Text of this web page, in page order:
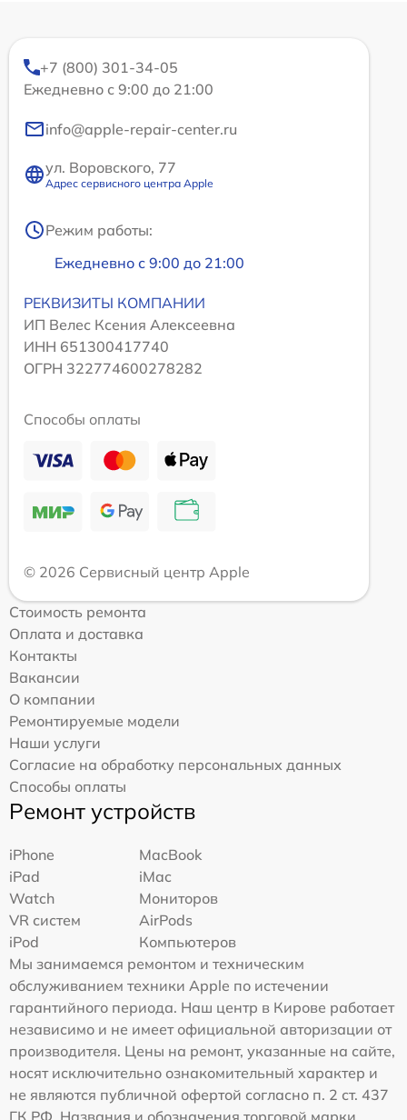
+7 (800) 301-34-05
Ежедневно с 9:00 до 21:00
info@apple-repair-center.ru
ул. Воровского, 77
Адрес сервисного центра Apple
Режим работы:
Ежедневно с 9:00 до 21:00
РЕКВИЗИТЫ КОМПАНИИ
ИП Велес Ксения Алексеевна
ИНН 651300417740
ОГРН 322774600278282
Способы оплаты
© 2026 Сервисный центр Apple
Стоимость ремонта
Оплата и доставка
Контакты
Вакансии
О компании
Ремонтируемые модели
Наши услуги
Согласие на обработку персональных данных
Способы оплаты
Ремонт устройств
iPhone
MacBook
iPad
iMac
Watch
Мониторов
VR систем
AirPods
iPod
Компьютеров
Мы занимаемся ремонтом и техническим
обслуживанием техники Apple по истечении
гарантийного периода. Наш центр в Кирове работает
независимо и не имеет официальной авторизации от
производителя. Цены на ремонт, указанные на сайте,
носят исключительно ознакомительный характер и
не являются публичной офертой согласно п. 2 ст. 437